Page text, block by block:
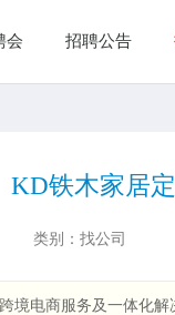
会 招聘公告
KD铁木家居
类别：找公司
境电商服务及一体化